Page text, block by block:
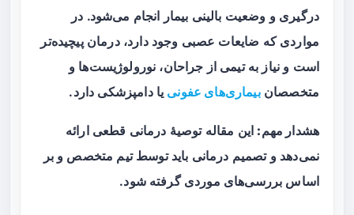
درگیری و وضعیت بالینی بیمار انجام می‌شود. در
مواردی که ضایعات عصبی وجود دارد، درمان پیچیده‌تر
است و نیاز به تیمی از جراحان، نورولوژیست‌ها و
متخصصانبیماری‌های عفونی یا دامپزشکی دارد.
هشدار مهم: این مقاله توصیهٔ درمانی قطعی ارائه
نمی‌دهد و تصمیم درمانی باید توسط تیم متخصص و بر
اساس بررسی‌های موردی گرفته شود.